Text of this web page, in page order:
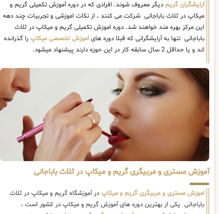
آرایشگران گریمدیگر معروف شوند. افرادی که در دوره آموزش تکمیلی گریم و
میکاپ در ثلاث باباجانی شرکت می کنند ، از نکات اموزشی و تجربیات چند دهه
این مرکز بهره مند خواهند شد. دوره اموزش تکمیلی گریم و میکاپ در ثلاث
باباجانی تنها به آرایشگرانی که قبلا دوره هایاموزش تخصصی میکاپرا گذرانده
اند و یا حداقل 2 سال سابقه کار در این حوزه دارند پیشنهاد میشود.
آموزش مستری و مربیگری گریم و میکاپ در ثلاث باباجانی
اموزش مستری و مربیگری گریم و میکاپدر آموزشگاه گریم و میکاپ در ثلاث
باباجانی یکی از بهترین دوره های آموزش گریم و میکاپ در کشور است ،